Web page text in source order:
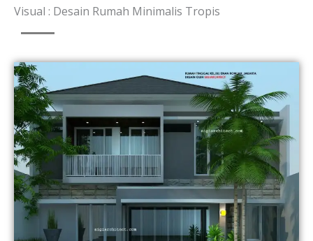
Visual : Desain Rumah Minimalis Tropis